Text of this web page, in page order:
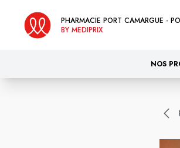
PHARMACIE PORT CAMARGUE -
BY MEDIPRIX
NOS